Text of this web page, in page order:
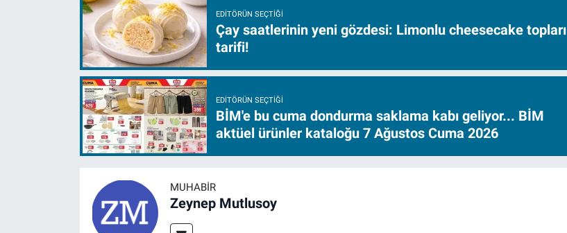
EDITÖRÜN SEÇTIĞI
Çay saatlerinin yeni gözdesi: Limonlu cheesecake topları
tarifi!
EDITÖRÜN SEÇTIĞI
BİM'e bu cuma dondurma saklama kabı geliyor... BİM
aktüel ürünler kataloğu 7 Ağustos Cuma 2026
MUHABIR
Zeynep Mutlusoy